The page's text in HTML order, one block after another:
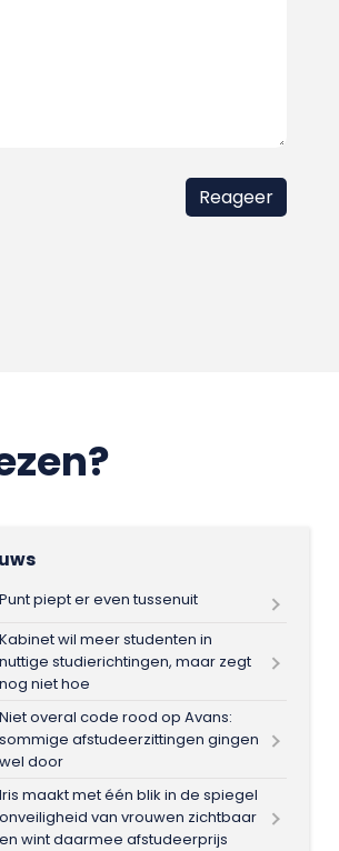
Punt piept er even tussenuit
Kabinet wil meer studenten in
nuttige studierichtingen, maar zegt
nog niet hoe
Niet overal code rood op Avans:
sommige afstudeerzittingen gingen
wel door
Iris maakt met één blik in de spiegel
onveiligheid van vrouwen zichtbaar
en wint daarmee afstudeerprijs